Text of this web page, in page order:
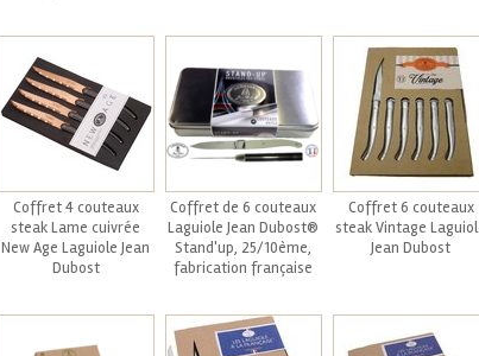
Coffret 4 couteaux
steak Lame cuivrée
New Age Laguiole Jean
Dubost
Coffret de 6 couteaux
Laguiole Jean Dubost®
Stand'up, 25/10ème,
fabrication française
Coffret 6 couteaux
steak Vintage
Jean Dubost